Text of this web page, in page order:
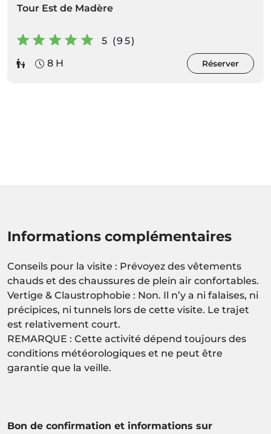
Tour Est de Madère
5 (95)
8 H
Réserver
Informations complémentaires
Conseils pour la visite : Prévoyez des vêtements
chauds et des chaussures de plein air confortables.
Vertige & Claustrophobie : Non. Il n’y a ni falaises, ni
précipices, ni tunnels lors de cette visite. Le trajet
est relativement court.
REMARQUE : Cette activité dépend toujours des
conditions météorologiques et ne peut être
garantie que la veille.
Bon de confirmation et informations sur